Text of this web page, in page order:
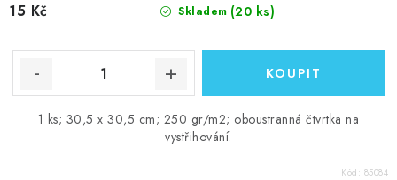
Skladem (20 ks)
15 Kč
1 ks; 30,5 x 30,5 cm; 250 gr/m2; oboustranná čtvrtka na
vystřihování.
Kód: 85084